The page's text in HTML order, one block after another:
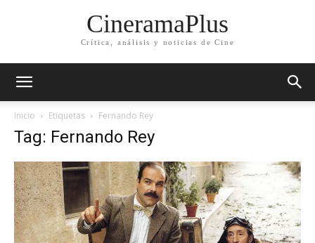
CineramaPlus
Crítica, análisis y noticias de Cine
Inicio Etiquetas Fernando Rey
Tag: Fernando Rey